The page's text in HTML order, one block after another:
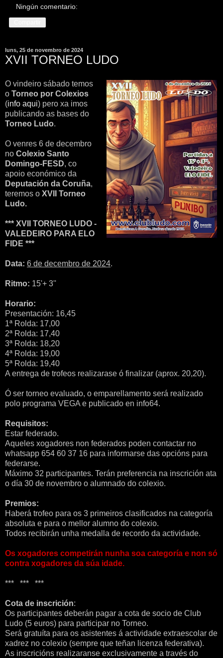
Ningún comentario:
luns, 25 de novembro de 2024
XVII TORNEO LUDO
O vindeiro sábado temos
o Torneo por Colexios
(info aqui) pero xa imos
publicando as bases do
Torneo Ludo.
O venres 6 de decembro
no Colexio Santo
Domingo-FESD, co
apoio económico da
Deputación da Coruña,
teremos o XVII Torneo
Ludo.
*** XVII TORNEO LUDO -
VALEDEIRO PARA ELO
FIDE ***
Data: 6 de decembro de 2024.
Ritmo: 15'+ 3''
Horario:
Presentación: 16,45
1ª Rolda: 17,00
2ª Rolda: 17,40
3ª Rolda: 18,20
4ª Rolda: 19,00
5ª Rolda: 19,40
A entrega de trofeos realizarase ó finalizar (aprox. 20,20).
Ó ser torneo evaluado, o emparellamento será realizado
polo programa VEGA e publicado en info64.
Requisitos:
Estar federado.
Aqueles xogadores non federados poden contactar no
whatsapp 654 60 37 16 para informarse das opcións para
federarse.
Máximo 32 participantes. Terán preferencia na inscrición ata
o día 30 de novembro o alumnado do colexio.
Premios:
Haberá trofeo para os 3 primeiros clasificados na categoría
absoluta e para o mellor alumno do colexio.
Todos recibirán unha medalla de recordo da actividade.
Os xogadores competirán nunha soa categoría e non só
contra xogadores da súa idade.
*** *** ***
Cota de inscrición:
Os participantes deberán pagar a cota de socio de Club
Ludo (5 euros) para participar no Torneo.
Será gratuíta para os asistentes á actividade extraescolar de
xadrez no colexio (sempre que teñan licenza federativa).
As inscricións realizaranse exclusivamente a través do